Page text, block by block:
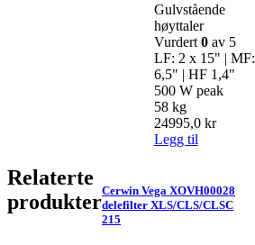
Gulvstående
høyttaler
Vurdert 0av 5
LF: 2 x 15" | MF:
6,5" | HF 1,4"
500 W peak
58 kg
24995,0 kr
Legg til
Relaterte
produkterCerwin Vega XOVH00028
delefilter XLS/CLS/CLSC
215